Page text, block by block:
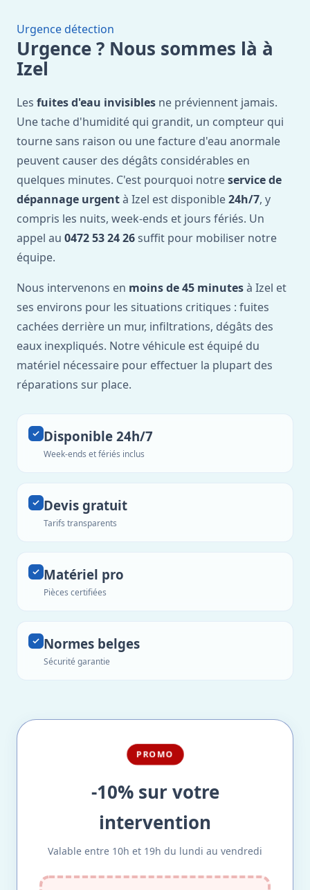
Urgence détection
Urgence ? Nous sommes là à
Izel
Les fuites d'eau invisibles ne préviennent jamais.
Une tache d'humidité qui grandit, un compteur qui
tourne sans raison ou une facture d'eau anormale
peuvent causer des dégâts considérables en
quelques minutes. C'est pourquoi notreservice de
dépannage urgentà Izel est disponible24h/7, y
compris les nuits, week-ends et jours fériés. Un
appel au 0472 53 24 26 suffit pour mobiliser notre
équipe.
Nous intervenons en moins de 45 minutesà Izel et
ses environs pour les situations critiques : fuites
cachées derrière un mur, infiltrations, dégâts des
eaux inexpliqués. Notre véhicule est équipé du
matériel nécessaire pour effectuer la plupart des
réparations sur place.
Disponible 24h/7
Week-ends et fériés inclus
Devis gratuit
Tarifs transparents
Matériel pro
Pièces certifiées
Normes belges
Sécurité garantie
PROMO
-10% sur votre
intervention
Valable entre 10h et 19h du lundi au vendredi